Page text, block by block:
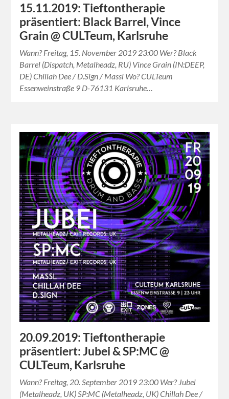
15.11.2019: Tieftontherapie
präsentiert: Black Barrel, Vince
Grain @ CULTeum, Karlsruhe
Wann? Freitag, 15. November 2019 23:00 Wer? Black
Barrel (Dispatch, Metalheadz, RU) Vince Grain (IN:DEEP,
DE) Chillah Dee / D.Sign / Massl Wo? CULTeum
Essenweinstraße 9 D-76131 Karlsruhe…
20.09.2019: Tieftontherapie
präsentiert: Jubei & SP:MC @
CULTeum, Karlsruhe
Wann? Freitag, 20. September 2019 23:00 Wer? Jubei
(Metalheadz, UK) SP:MC (Metalheadz, UK) Chillah Dee /